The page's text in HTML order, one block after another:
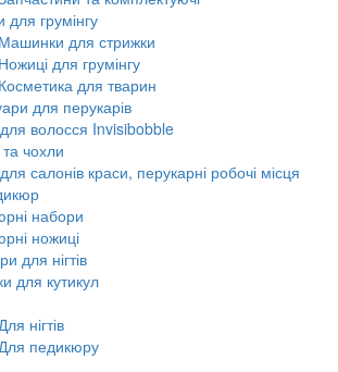
для грумінгу
Машинки для стрижки
Ножиці для грумінгу
Косметика для тварин
для перукарів
волосся Invisibobble
чохли
салонів краси, перукарні робочі місця
набори
ножиці
для нігтів
для кутикул
нігтів
педикюру